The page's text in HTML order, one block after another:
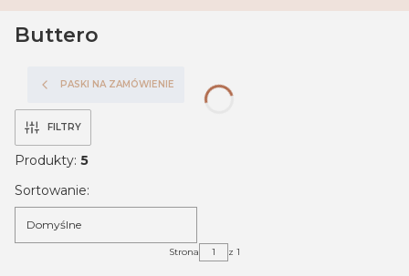
Buttero
PASKI NA ZAMÓWIENIE
FILTRY
Produkty: 5
Lista produktów
Sortowanie:
Domyślne
Strona z 1